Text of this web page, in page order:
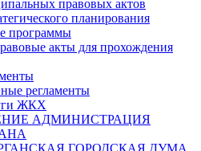
правовых актов
планирования
программы
акты для прохождения
регламенты
ЖКХ
АДМИНИСТРАЦИЯ
ГОРОДСКАЯ ДУМА